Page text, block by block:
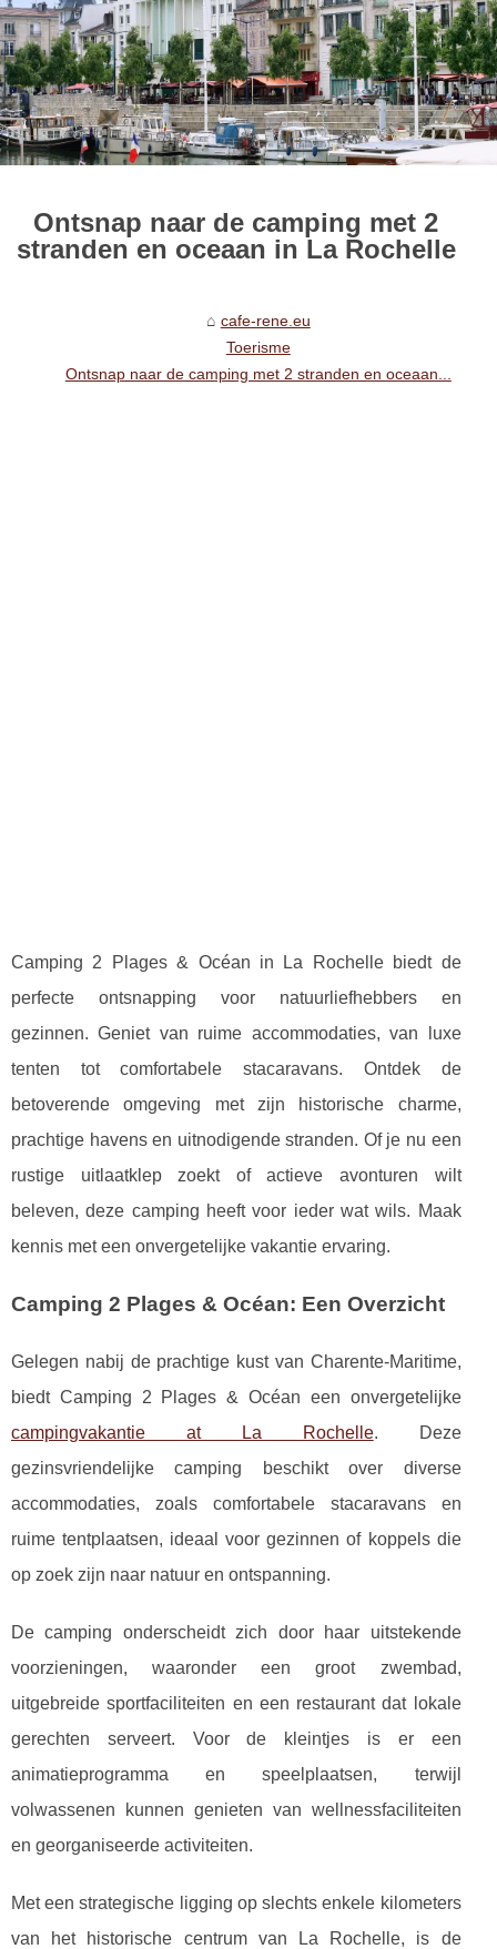
Ontsnap naar de camping met 2
stranden en oceaan in La Rochelle
cafe-rene.eu
Toerisme
Ontsnap naar de camping met 2 stranden en oceaan...
Camping 2 Plages & Océan in La Rochelle biedt de
perfecte ontsnapping voor natuurliefhebbers en
gezinnen. Geniet van ruime accommodaties, van luxe
tenten tot comfortabele stacaravans. Ontdek de
betoverende omgeving met zijn historische charme,
prachtige havens en uitnodigende stranden. Of je nu een
rustige uitlaatklep zoekt of actieve avonturen wilt
beleven, deze camping heeft voor ieder wat wils. Maak
kennis met een onvergetelijke vakantie ervaring.
Camping 2 Plages & Océan: Een Overzicht
Gelegen nabij de prachtige kust van Charente-Maritime,
biedt Camping 2 Plages & Océan een onvergetelijke
campingvakantie at La Rochelle. Deze
gezinsvriendelijke camping beschikt over diverse
accommodaties, zoals comfortabele stacaravans en
ruime tentplaatsen, ideaal voor gezinnen of koppels die
op zoek zijn naar natuur en ontspanning.
De camping onderscheidt zich door haar uitstekende
voorzieningen, waaronder een groot zwembad,
uitgebreide sportfaciliteiten en een restaurant dat lokale
gerechten serveert. Voor de kleintjes is er een
animatieprogramma en speelplaatsen, terwijl
volwassenen kunnen genieten van wellnessfaciliteiten
en georganiseerde activiteiten.
Met een strategische ligging op slechts enkele kilometers
van het historische centrum van La Rochelle, is de